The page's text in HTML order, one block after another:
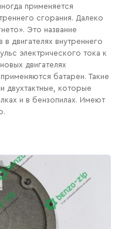
применяется
сгорания. Далеко
Это название
двигателях внутреннего
электрического тока к
двигателях
батареи. Такие
двухтактные, которые
и в бензопилах. Имеют